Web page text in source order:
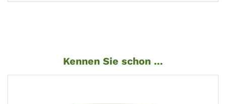
Kennen Sie schon ...